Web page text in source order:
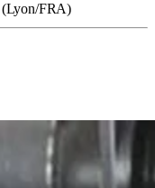
(Lyon/FRA)